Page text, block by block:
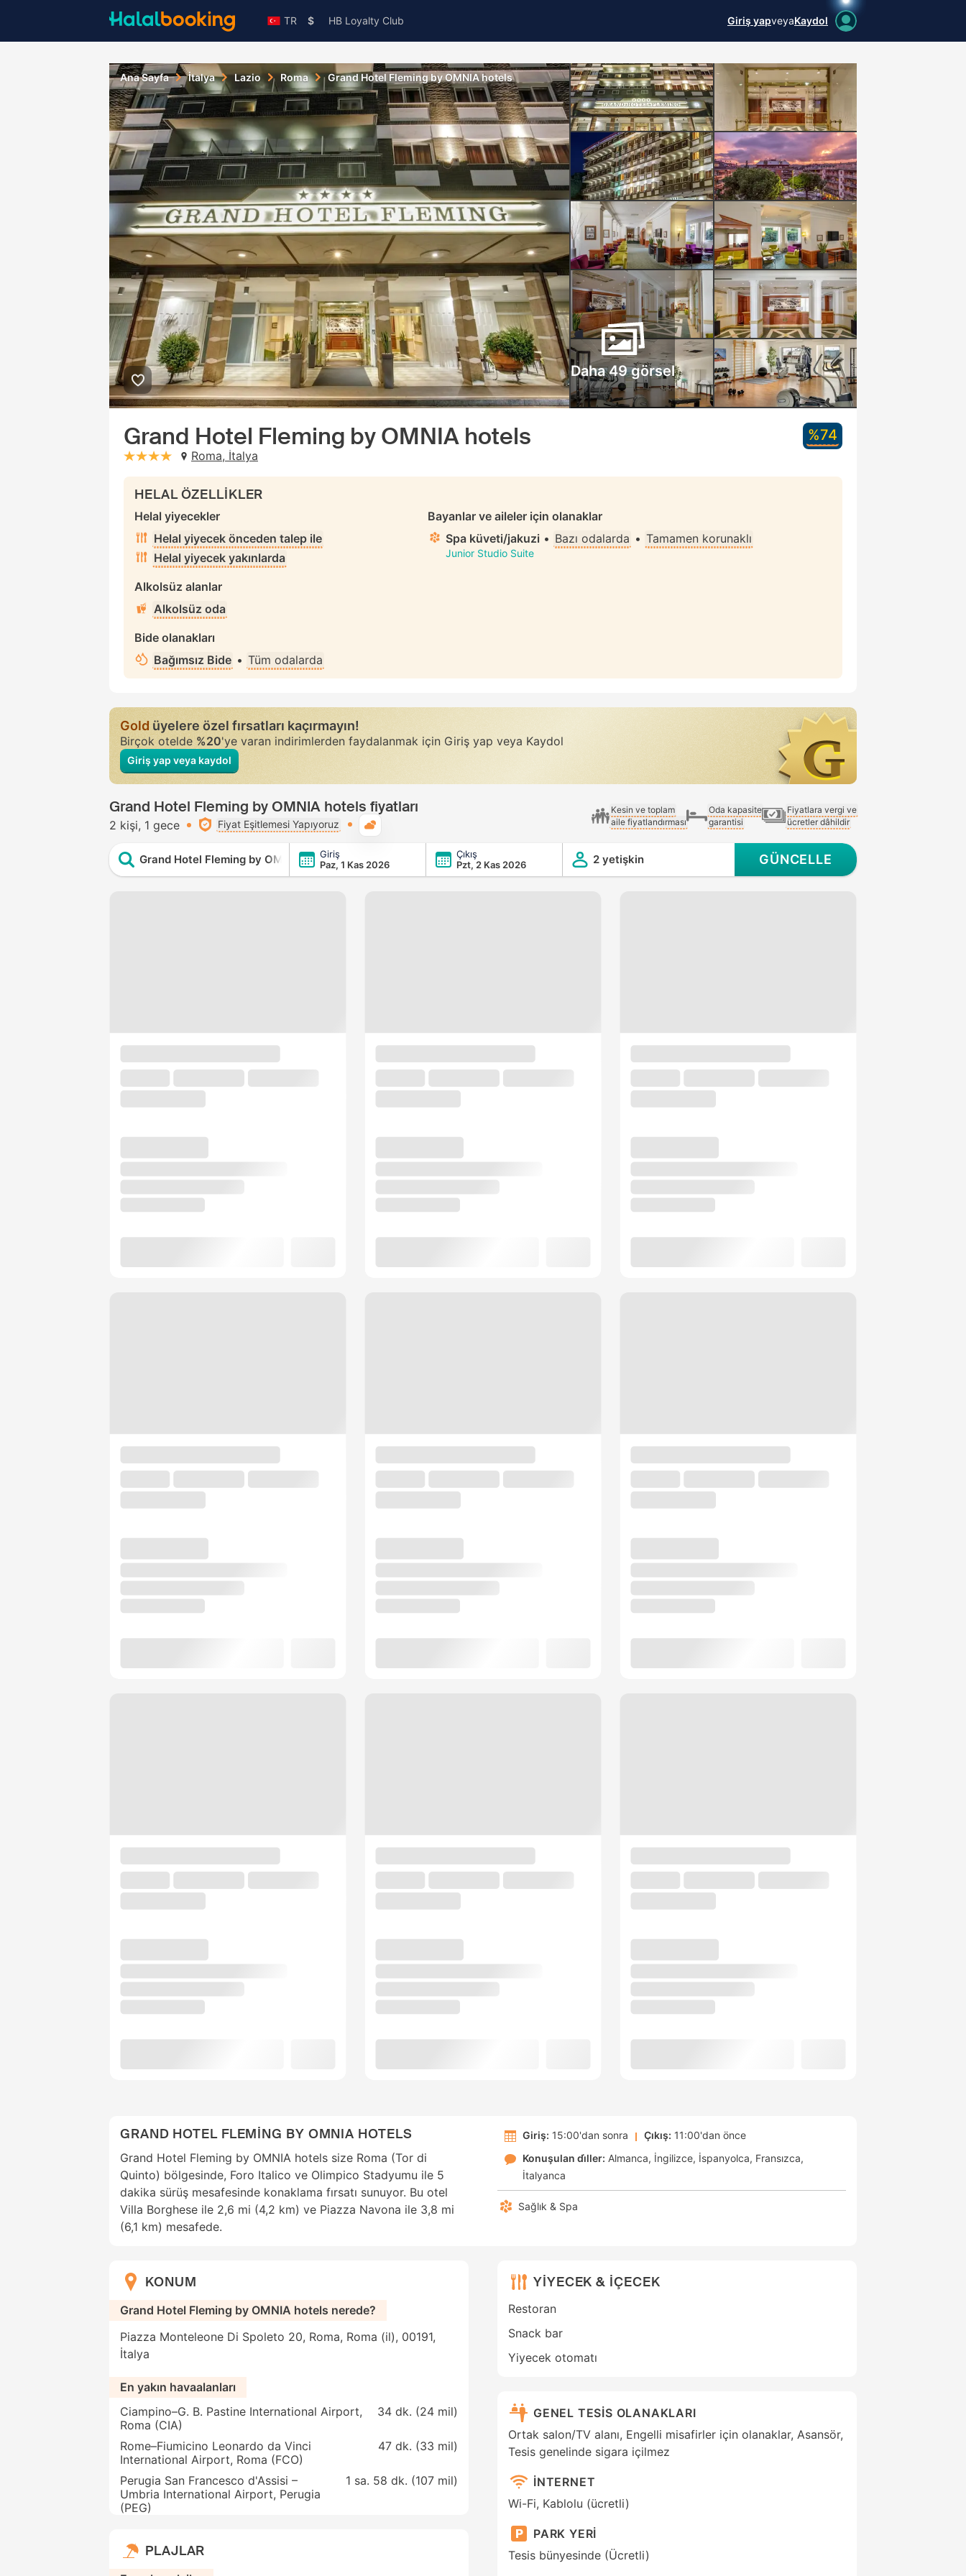
TR $ HB Loyalty Club Giriş yapveyaKaydol
Ana Sayfa İtalya Lazio Roma Grand Hotel Fleming by OMNIA hotels
Daha 49 görsel
Grand Hotel Fleming by OMNIA hotels
stars: 4Roma, İtalya
%74
HELAL ÖZELLİKLER
Helal yiyecekler
Helal yiyecek önceden talep ile
Helal yiyecek yakınlarda
Alkolsüz alanlar
Alkolsüz oda
Bide olanakları
Bağımsız Bide • Tüm odalarda
Bayanlar ve aileler için olanaklar
Spa küveti/jakuzi • Bazı odalarda • Tamamen korunaklı
Junior Studio Suite
Goldüyelere özel fırsatları kaçırmayın!
Birçok otelde%20'ye varan indirimlerden faydalanmak için Giriş yap veya Kaydol
Giriş yap veya kaydol
Grand Hotel Fleming by OMNIA hotels fiyatları
2 kişi 1 gece Fiyat Eşitlemesi Yapıyoruz
Kesin ve toplam
aile fiyatlandırması
Oda kapasite
garantisi
Fiyatlara vergi ve
ücretler dâhildir
Grand Hotel Fleming by OMNIA hotels
Giriş
Paz, 1 Kas 2026
Çıkış
Pzt, 2 Kas 2026
2 yetişkin GÜNCELLE
GRAND HOTEL FLEMİNG BY OMNIA HOTELS
Grand Hotel Fleming by OMNIA hotels size Roma (Tor di
Quinto) bölgesinde, Foro Italico ve Olimpico Stadyumu ile 5
dakika sürüş mesafesinde konaklama fırsatı sunuyor. Bu otel
Villa Borghese ile 2,6 mi (4,2 km) ve Piazza Navona ile 3,8 mi
(6,1 km) mesafede.
Giriş: 15:00'dan sonra Çıkış: 11:00'dan önce
Konuşulan di̇ller: Almanca İngilizce İspanyolca Fransızca
İtalyanca
Sağlık & Spa
KONUM
Grand Hotel Fleming by OMNIA hotels nerede?
Piazza Monteleone Di Spoleto 20, Roma, Roma (il), 00191,
İtalya
En yakın havaalanları
Ciampino–G. B. Pastine International Airport,
Roma (CIA)
34 dk. (24 mil)
Rome–Fiumicino Leonardo da Vinci
International Airport, Roma (FCO)
47 dk. (33 mil)
Perugia San Francesco d'Assisi –
Umbria International Airport, Perugia
(PEG)
1 sa. 58 dk. (107 mil)
PLAJLAR
YİYECEK & İÇECEK
Restoran
Snack bar
Yiyecek otomatı
GENEL TESİS OLANAKLARI
Ortak salon/TV alanı, Engelli misafirler için olanaklar, Asansör,
Tesis genelinde sigara içilmez
İNTERNET
Wi-Fi, Kablolu (ücretli)
PARK YERİ
Tesis bünyesinde (Ücretli)